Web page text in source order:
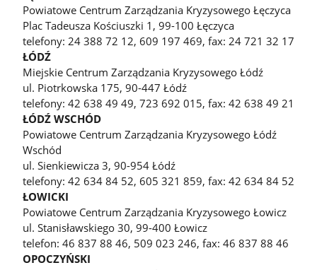
Powiatowe Centrum Zarządzania Kryzysowego Łęczyca
Plac Tadeusza Kościuszki 1, 99-100 Łęczyca
telefony: 24 388 72 12, 609 197 469, fax: 24 721 32 17
ŁÓDŹ
Miejskie Centrum Zarządzania Kryzysowego Łódź
ul. Piotrkowska 175, 90-447 Łódź
telefony: 42 638 49 49, 723 692 015, fax: 42 638 49 21
ŁÓDŹ WSCHÓD
Powiatowe Centrum Zarządzania Kryzysowego Łódź
Wschód
ul. Sienkiewicza 3, 90-954 Łódź
telefony: 42 634 84 52, 605 321 859, fax: 42 634 84 52
ŁOWICKI
Powiatowe Centrum Zarządzania Kryzysowego Łowicz
ul. Stanisławskiego 30, 99-400 Łowicz
telefon: 46 837 88 46, 509 023 246, fax: 46 837 88 46
OPOCZYŃSKI